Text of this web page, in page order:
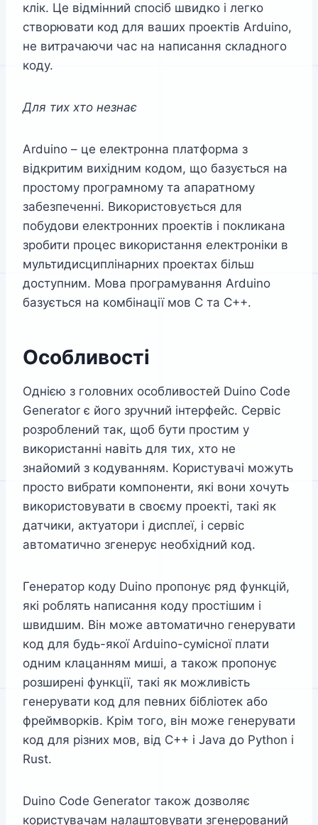
клік. Це відмінний спосіб швидко і легко
створювати код для ваших проектів Arduino,
не витрачаючи час на написання складного
коду.
Для тих хто незнає
Arduino – це електронна платформа з
відкритим вихідним кодом, що базується на
простому програмному та апаратному
забезпеченні. Використовується для
побудови електронних проектів і покликана
зробити процес використання електроніки в
мультидисциплінарних проектах більш
доступним. Мова програмування Arduino
базується на комбінації мов С та С++.
Особливості
Однією з головних особливостей Duino Code
Generator є його зручний інтерфейс. Сервіс
розроблений так, щоб бути простим у
використанні навіть для тих, хто не
знайомий з кодуванням. Користувачі можуть
просто вибрати компоненти, які вони хочуть
використовувати в своєму проекті, такі як
датчики, актуатори і дисплеї, і сервіс
автоматично згенерує необхідний код.
Генератор коду Duino пропонує ряд функцій,
які роблять написання коду простішим і
швидшим. Він може автоматично генерувати
код для будь-якої Arduino-сумісної плати
одним клацанням миші, а також пропонує
розширені функції, такі як можливість
генерувати код для певних бібліотек або
фреймворків. Крім того, він може генерувати
код для різних мов, від C++ і Java до Python і
Rust.
Duino Code Generator також дозволяє
користувачам налаштовувати згенерований